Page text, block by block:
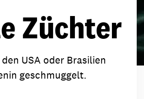
Züchter
USA oder Brasilien
geschmuggelt.